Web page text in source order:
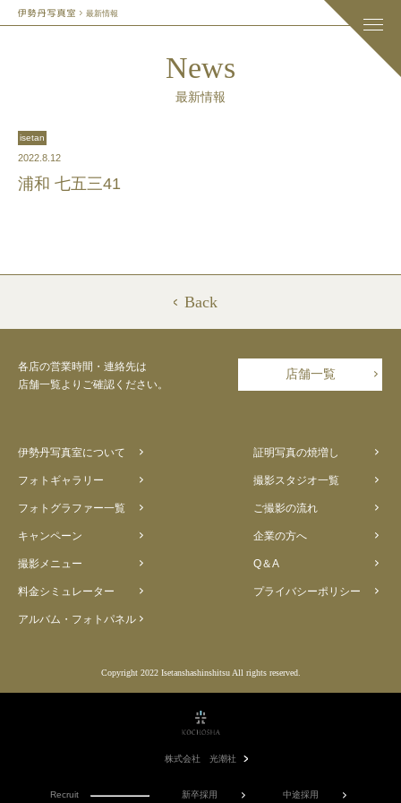
最新情報
News
最新情報
isetan
2022.8.12
浦和 七五三41
Back
各店の営業時間・連絡先は
店舗一覧よりご確認ください。
店舗一覧
伊勢丹写真室について 証明写真の焼増し
フォトギャラリー 撮影スタジオ一覧
フォトグラファー一覧 ご撮影の流れ
キャンペーン 企業の方へ
撮影メニュー Q＆A
料金シミュレーター プライバシーポリシー
アルバム・フォトパネル
Copyright 2022 Isetanshashinshitsu All rights reserved.
株式会社 光潮社
Recruit 新卒採用 中途採用